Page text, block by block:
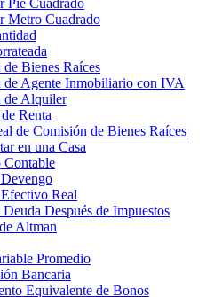
Metro Cuadrado
Bienes Raíces
de Agente Inmobiliario con IVA
de Alquiler
Renta
de Comisión de Bienes Raíces
en una Casa
Contable
Real
Después de Impuestos
Altman
Promedio
Bancaria
Equivalente de Bonos